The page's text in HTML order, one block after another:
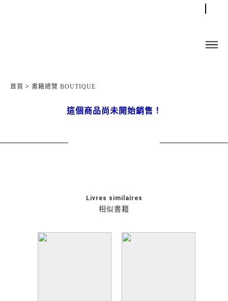
首頁 > 書籍總覽 BOUTIQUE
這個商品尚未開始銷售！
相似書籍
Livres similaires